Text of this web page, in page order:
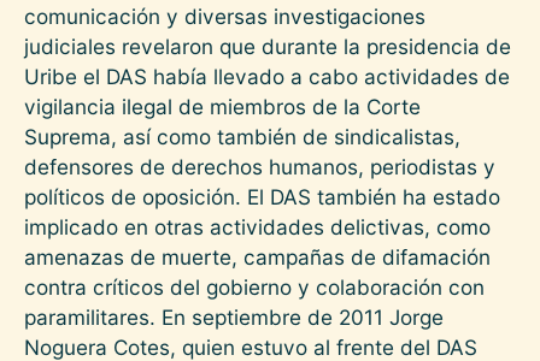
comunicación y diversas investigaciones
judiciales revelaron que durante la presidencia de
Uribe el DAS había llevado a cabo actividades de
vigilancia ilegal de miembros de la Corte
Suprema, así como también de sindicalistas,
defensores de derechos humanos, periodistas y
políticos de oposición. El DAS también ha estado
implicado en otras actividades delictivas, como
amenazas de muerte, campañas de difamación
contra críticos del gobierno y colaboración con
paramilitares. En septiembre de 2011 Jorge
Noguera Cotes, quien estuvo al frente del DAS